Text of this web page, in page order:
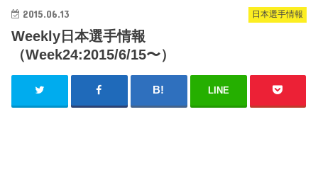
日本選手情報
2015.06.13
Weekly日本選手情報
（Week24:2015/6/15〜）
LINE